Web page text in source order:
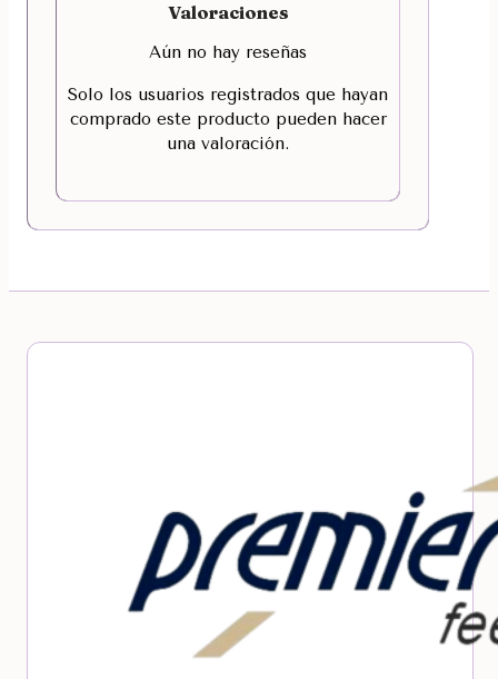
Valoraciones
Aún no hay reseñas
Solo los usuarios registrados que hayan
comprado este producto pueden hacer
una valoración.